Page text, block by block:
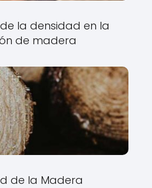
la densidad en la
de madera
de la Madera